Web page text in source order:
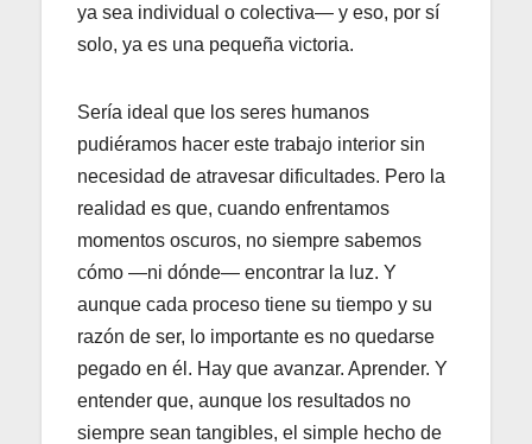
ya sea individual o colectiva— y eso, por sí
solo, ya es una pequeña victoria.
Sería ideal que los seres humanos
pudiéramos hacer este trabajo interior sin
necesidad de atravesar dificultades. Pero la
realidad es que, cuando enfrentamos
momentos oscuros, no siempre sabemos
cómo —ni dónde— encontrar la luz. Y
aunque cada proceso tiene su tiempo y su
razón de ser, lo importante es no quedarse
pegado en él. Hay que avanzar. Aprender. Y
entender que, aunque los resultados no
siempre sean tangibles, el simple hecho de